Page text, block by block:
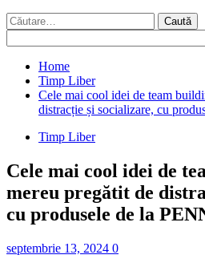
Caută
după:
Home
Timp Liber
Cele mai cool idei de team
distracție și socializare, cu
Timp Liber
Cele mai cool idei de
mereu pregătit de
cu produsele de la
septembrie 13, 2024 0